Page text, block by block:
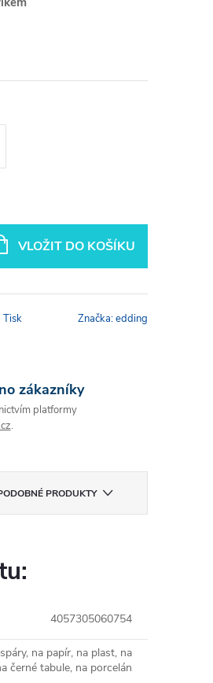
VLOŽIT DO KOŠÍKU
Tisk Značka:edding
zákazníky
platformy
.
PRODUKTY
4057305060754
na papír, na plast, na
černé tabule, na porcelán